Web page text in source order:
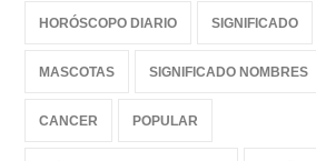
HORÓSCOPO DIARIO SIGNIFICADO
MASCOTAS SIGNIFICADO NOMBRES
CANCER POPULAR